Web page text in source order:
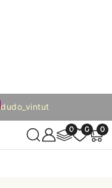
dudo_vintut
0 0 0